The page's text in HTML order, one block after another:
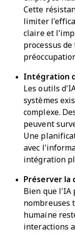
Cette
limiter
claire et
processus
Intégration
Les outils
systèmes
complexe.
peuvent
Une
avec
intégration
Préserver la
Bien que l'IA
nombreuses
humaine
interactions